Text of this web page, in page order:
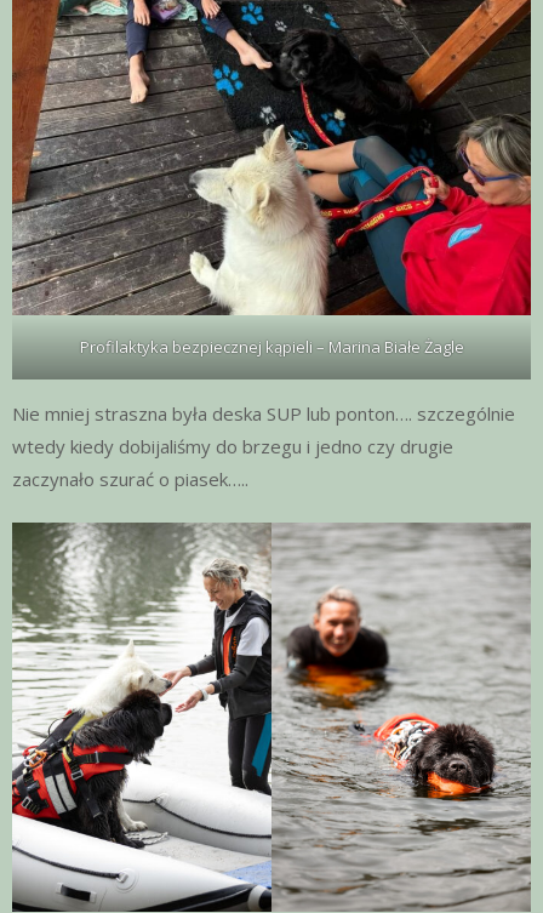
Profilaktyka bezpiecznej kąpieli – Marina Białe Żagle
Nie mniej straszna była deska SUP lub ponton…. szczególnie
wtedy kiedy dobijaliśmy do brzegu i jedno czy drugie
zaczynało szurać o piasek…..